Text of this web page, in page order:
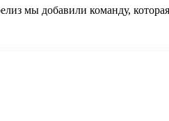
мы добавили команду,